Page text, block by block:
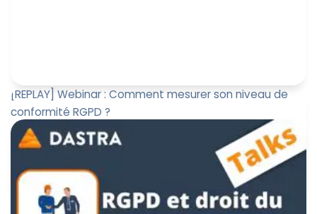
[REPLAY] Webinar : Comment mesurer son niveau de
conformité RGPD ?
Dans ce webinar, nous abordons de manière très
concrète et pédagogique comment mesurer son
niveau de conformité au RGPD.
Estelle Penin